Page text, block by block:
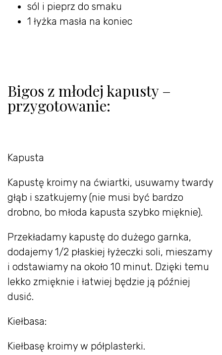
sól i pieprz do smaku
1 łyżka masła na koniec
Bigos z młodej kapusty –
przygotowanie:
Kapusta
Kapustę kroimy na ćwiartki, usuwamy twardy
głąb i szatkujemy (nie musi być bardzo
drobno, bo młoda kapusta szybko mięknie).
Przekładamy kapustę do dużego garnka,
dodajemy 1/2 płaskiej łyżeczki soli, mieszamy
i odstawiamy na około 10 minut. Dzięki temu
lekko zmięknie i łatwiej będzie ją później
dusić.
Kiełbasa:
Kiełbasę kroimy w półplasterki.